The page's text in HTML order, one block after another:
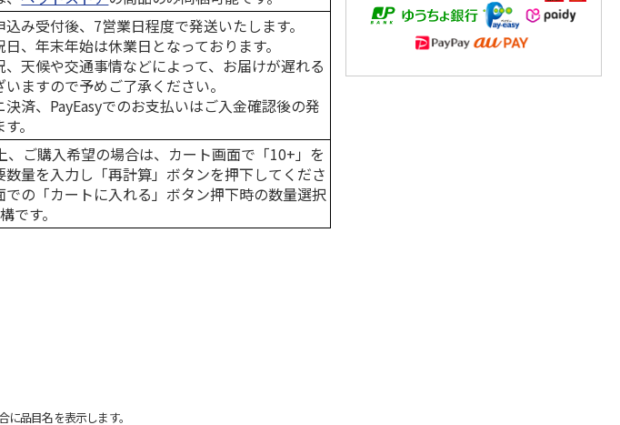
み受付後、7営業日程度で発送いたします。
、年末年始は休業日となっております。
天候や交通事情などによって、お届けが遅れる
いますので予めご了承ください。
済、PayEasyでのお支払いはご入金確認後の発
。
ご購入希望の場合は、カート画面で「10+」を
数量を入力し「再計算」ボタンを押下してくださ
での「カートに入れる」ボタン押下時の数量選択
です。
品目名を表示します。